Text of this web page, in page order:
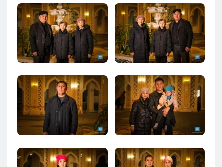
Кызылорда
Павлодар
Петропавловск
Семей
Талдыкорган
Туркестан
Уральск
Усть-Каменогорск
Шымкент